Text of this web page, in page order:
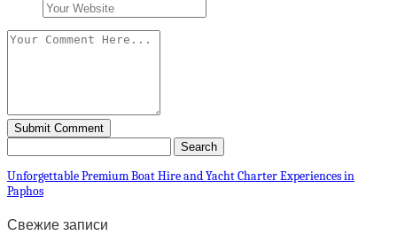
Unforgettable Premium Boat Hire and Yacht Charter Experiences in
Paphos
Свежие записи